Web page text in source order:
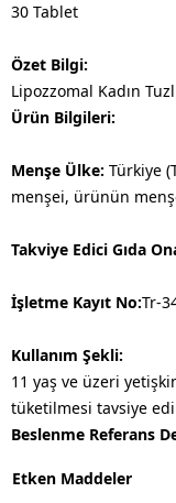
30 Tablet
Özet Bilgi:
Lipozzomal Kadın
Ürün Bilgileri:
Menşe Ülke: Türkiye
menşei, ürünün
Takviye Edici Gıda
İşletme Kayıt No:Tr-
Kullanım Şekli:
11 yaş ve üzeri
tüketilmesi tavsiye
Beslenme Referans
Etken Maddeler